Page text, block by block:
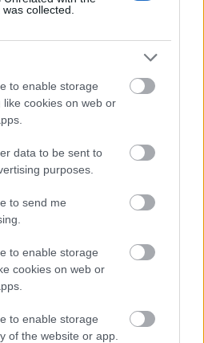
collected.
to enable storage
cookies on web or
data to be sent to
purposes.
to send me
to enable storage
cookies on web or
to enable storage
of the website or app.
azt tegyék amit
hogy Magyarország az
stratégiai központ
ide az uj
akiket a cél érdekében
szerint lehet
adjuk ehhez a
vagyunk bábok, mert
nekik belerángatni minket
erre megy ki a játék!
ilyen felmérés, ezért
az EP-be, s ezért
weboldal, stb. Nehogy
a (Csak a példa kedvéért)
ellenőrzés alatt! Ezzel